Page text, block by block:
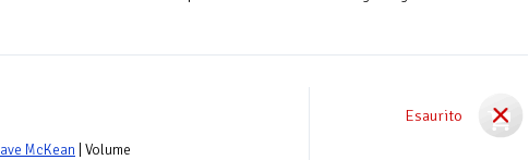
Esaurito
McKean | Volume